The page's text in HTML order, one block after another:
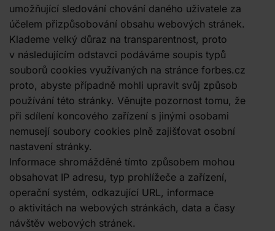
umožňující sledování chování daného uživatele za
účelem přizpůsobování obsahu webových stránek.
Klademe velký důraz na transparentnost, proto
v následujícím odstavci podáváme soupis typů
souborů cookies využívaných na stránce forbes.cz
proto, abyste případně mohli upravit svůj způsob
používání této stránky. Věnujte pozornost tomu, že
při sdílení koncového zařízení s jinými osobami
nemusejí soubory cookies plně zajišťovat osobní
nastavení stránky.
Informace shromážděné tímto způsobem mohou
obsahovat IP adresu, typ prohlížeče a zařízení,
operační systém, odkazující URL, informace
o aktivitách na webových stránkách, data a časy
návštěv webových stránek.